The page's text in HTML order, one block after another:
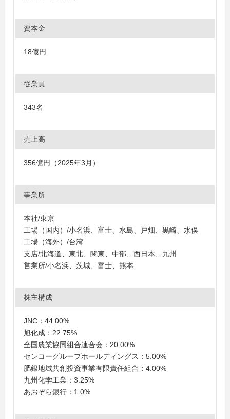
資本金
18億円
従業員
343名
売上高
356億円（2025年3月）
事業所
本社/東京
工場（国内）/小名浜、富士、水島、戸畑、黒崎、水俣
工場（海外）/台湾
支店/北海道、東北、関東、中部、西日本、九州
営業所/小名浜、茨城、富士、熊本
株主構成
JNC：44.00%
旭化成：22.75%
全国農業協同組合連合会：20.00%
センコーグループホールディングス：5.00%
肥銀地域共創投資事業有限責任組合：4.00%
九州化学工業：3.25%
あおぞら銀行：1.0%